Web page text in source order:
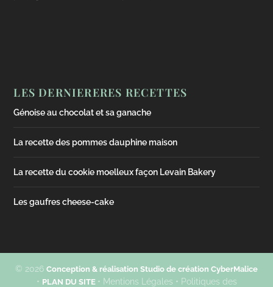
LES DERNIERERES RECETTES
Génoise au chocolat et sa ganache
La recette des pommes dauphine maison
La recette du cookie moelleux façon Levain Bakery
Les gaufres cheese-cake
© 2026 Conception & réalisation Studio de création CyberMalice
• PLAN DU SITE • Mentions Légales • Politiques des